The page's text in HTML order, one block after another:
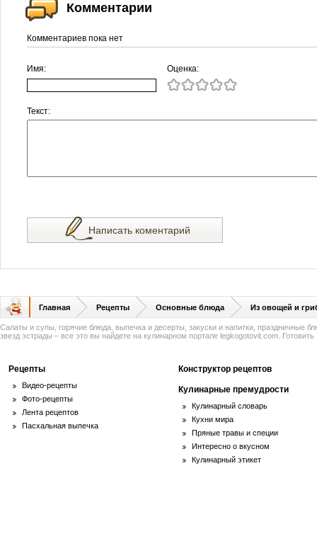
Комментарии
Комментариев пока нет
Имя: Оценка:
Текст:
Написать коментарий
Главная Рецепты Основные блюда Из овощей и
Салаты и супы, горячие блюда, выпечка и десерты, закуски и напитки, праздничные
звезд эстрады – все это вы найдете на кулинарном портале legkogotovit.com. Готовить
Рецепты
Видео-рецепты
Фото-рецепты
Лента рецептов
Пасхальная выпечка
Конструктор рецептов
Кулинарные премудрости
Кулинарный словарь
Кухни мира
Пряные травы и специи
Интересно о вкусном
Кулинарный этикет